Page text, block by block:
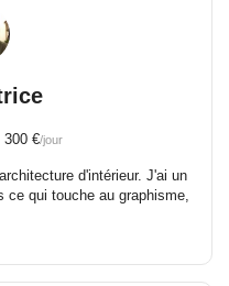
€/jour
d'intérieur. J'ai un
ce qui touche au graphisme,